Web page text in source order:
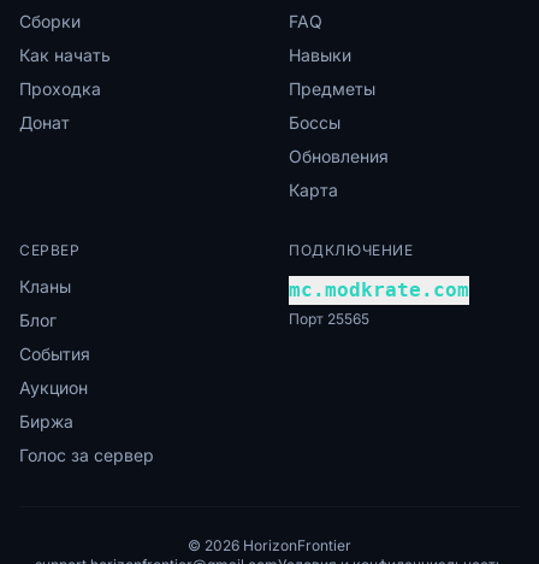
Сборки
Как начать
Проходка
Донат
FAQ
Навыки
Предметы
Боссы
Обновления
Карта
СЕРВЕР
Кланы
Блог
События
Аукцион
Биржа
Голос за сервер
ПОДКЛЮЧЕНИЕ
mc.modkrate.com
Порт 25565
© 2026 HorizonFrontier